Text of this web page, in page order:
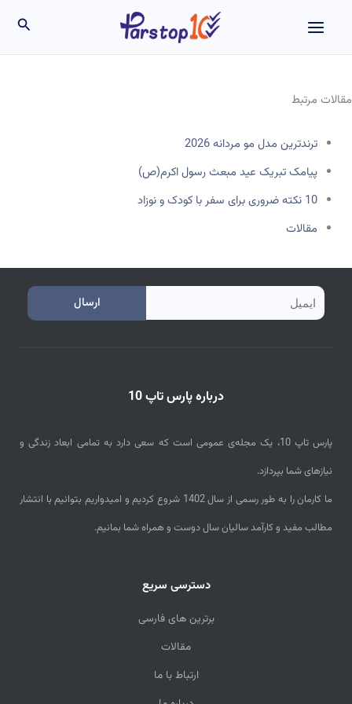
مقالات مرتبط
ترندترین مدل مو مردانه 2026
پیامک تبریک عید مبعث رسول اکرم(ص)
10 نکته ضروری برای سفر با کودک و نوزاد
مقالات
e
ارسال
درباره پارس تاپ 10
پارس تاپ 10، یک مجله‌ی عمومی است که سعی دارد به تمامی ابعاد زندگی و
نیازهای شما بپردازد.
ما کارمان را به طور رسمی از سال 1402 شروع کردیم و امیدواریم بتوانیم با انتشار
مطالب مفید و کارآمد سالیان سال دوست و همراه شما بمانیم.
دسترسی سریع
برترین های فارسی
مقالات
ارتباط با ما